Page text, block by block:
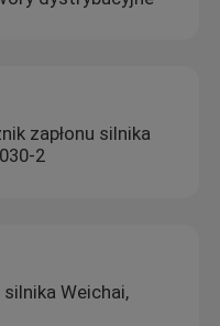
zapłonu silnika
2
Weichai,